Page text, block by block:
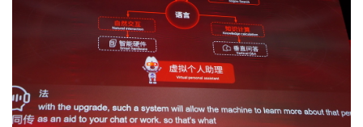
生成式AI與雲端應用
Enterprise Digital Transformation
特集